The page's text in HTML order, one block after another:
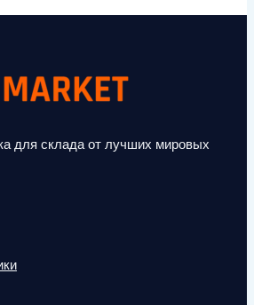
для склада от лучших мировых